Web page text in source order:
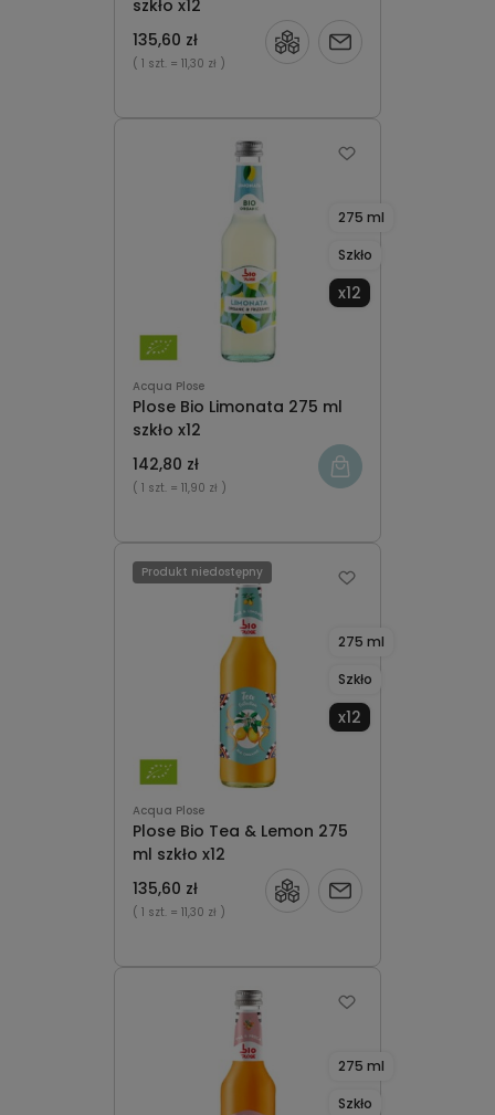
szkło x12
135,60 zł
( 1 szt. = 11,30 zł )
Powiadom
Acqua Plose
Plose Bio Limonata 275 ml
szkło x12
275 ml
Szkło
x12
142,80 zł
( 1 szt. = 11,90 zł )
Acqua Plose
Plose Bio Tea & Lemon 275
ml szkło x12
275 ml
Szkło
x12
135,60 zł
( 1 szt. = 11,30 zł )
Produkt niedostępny
Powiadom
275 ml
Szkło